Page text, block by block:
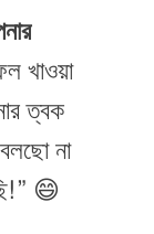
খাওয়া
ত্বক
না
😄